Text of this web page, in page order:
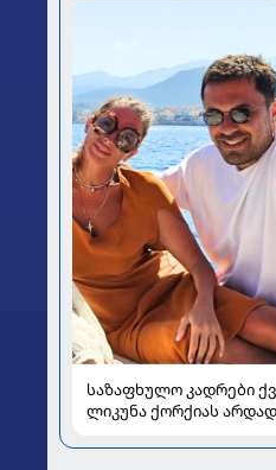
საზაფხულო კადრები
ლიკუნა ქორქიას